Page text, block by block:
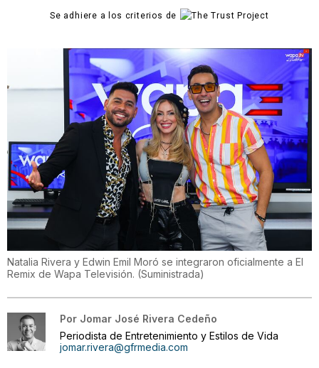
Se adhiere a los criterios de
Natalia Rivera y Edwin Emil Moró se integraron oficialmente a El
Remix de Wapa Televisión. (Suministrada)
Por Jomar José Rivera Cedeño
Periodista de Entretenimiento y Estilos de Vida
jomar.rivera@gfrmedia.com